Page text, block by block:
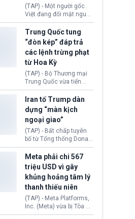
(TAP) - Một người gốc
Việt đang đối mặt nguy
cơ bị trục xuất khỏi Hoa
Kỳ sau khi đã chấp hành
xong bản án liên quan
đến tội ác từ hơn 30
năm trước tại California.
Trung Quốc tung
“đòn kép” đáp trả
các lệnh trừng phạt
từ Hoa Kỳ
(TAP) - Bộ Thương mại
Trung Quốc vừa tiến
hành áp đặt lệnh trừng
phạt lên hàng loạt thực
thể và siết chặt kiểm
soát xuất khẩu máy bay
không người lái (UAV)
sang Hoa Kỳ. Động thái
này nhằm đáp trả các
biện pháp hạn chế
thương mại, áp thuế mới
cùng lệnh cấm công
nghệ gần đây từ phía
Washington.
Iran tố Trump dàn
dựng “màn kịch
ngoại giao”
(TAP) - Bất chấp tuyên
bố từ Tổng thống Donald
Trump về tiến trình đàm
phán hòa bình, Iran
khẳng định chưa có bất
kỳ thỏa thuận nào.
Tehran cho rằng, Hoa Kỳ
chỉ đang dàn dựng “màn
kịch ngoại giao” để xoa
dịu căng thẳng.
Meta phải chi 567
triệu USD vì gây
khủng hoảng tâm lý
thanh thiếu niên
(TAP) - Meta Platforms,
Inc. (Meta) vừa bị Tòa án
bang New Mexico yêu